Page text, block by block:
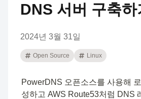
DNS 서버 구축하
2024년 3월 31일
Open Source Linux
PowerDNS 오픈소스를 사용해
성하고 AWS Route53처럼 DNS